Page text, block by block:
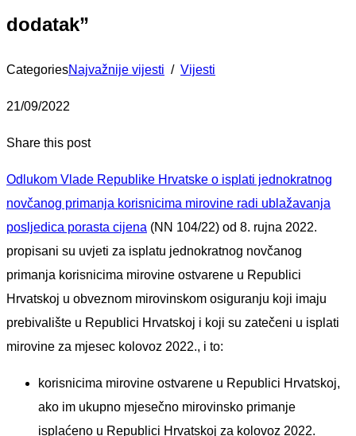
dodatak”
CategoriesNajvažnije vijesti / Vijesti
21/09/2022
Share this post
Odlukom Vlade Republike Hrvatske o isplati jednokratnog
novčanog primanja korisnicima mirovine radi ublažavanja
posljedica porasta cijena (NN 104/22) od 8. rujna 2022.
propisani su uvjeti za isplatu jednokratnog novčanog
primanja korisnicima mirovine ostvarene u Republici
Hrvatskoj u obveznom mirovinskom osiguranju koji imaju
prebivalište u Republici Hrvatskoj i koji su zatečeni u isplati
mirovine za mjesec kolovoz 2022., i to:
korisnicima mirovine ostvarene u Republici Hrvatskoj,
ako im ukupno mjesečno mirovinsko primanje
isplaćeno u Republici Hrvatskoj za kolovoz 2022.